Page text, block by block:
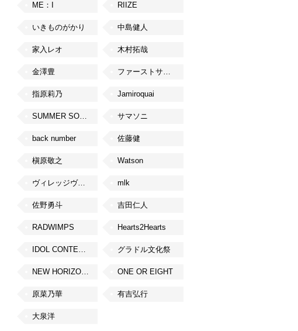
ME：I RIIZE
いきものがかり 中島健人
家入レオ 木村拓哉
金澤豊 ファーストサマーウイカ
指原莉乃 Jamiroquai
SUMMER SONIC サマソニ
back number 佐藤健
槇原敬之 Watson
ヴィレッジヴァンガード mlk
佐野勇斗 吉田仁人
RADWIMPS Hearts2Hearts
IDOL CONTENT EXPO グラドル文化祭
NEW HORIZON FEST ONE OR EIGHT
原菜乃華 有吉弘行
大泉洋